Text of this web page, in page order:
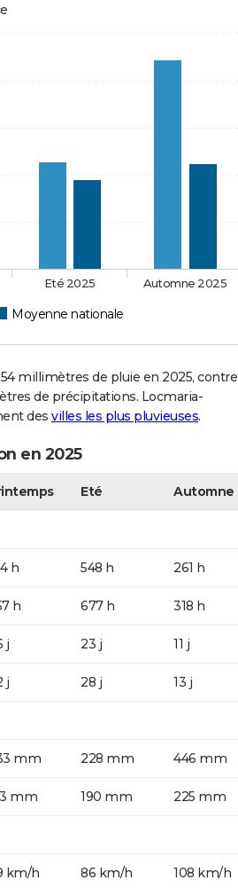
Moyenne nationale
Eté 2025 Automne 2025
millimètres de pluie en 2025, contre
de précipitations. Locmaria-
des villes les plus pluvieuses.
en 2025
Eté Automne
h 548 h 261 h
h 677 h 318 h
j 23 j 11 j
j 28 j 13 j
mm 228 mm 446 mm
mm 190 mm 225 mm
km/h 86 km/h 108 km/h